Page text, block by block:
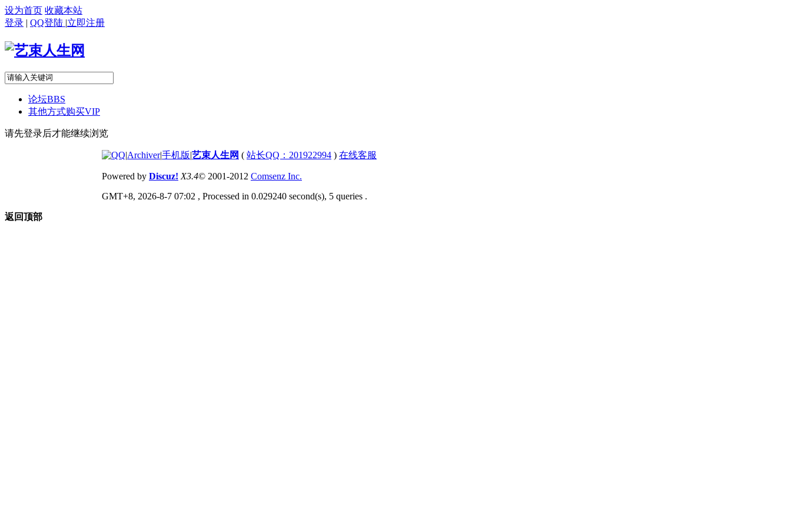
设为首页 收藏本站
登录 | QQ登陆 |立即注册
论坛BBS
其他方式购买VIP
请先登录后才能继续浏览
|Archiver|手机版|艺束人生网 ( 站长QQ：201922994 ) 在线客服
Powered by Discuz! X3.4© 2001-2012 Comsenz Inc.
GMT+8, 2026-8-7 07:02 , Processed in 0.029240 second(s), 5 queries .
返回顶部